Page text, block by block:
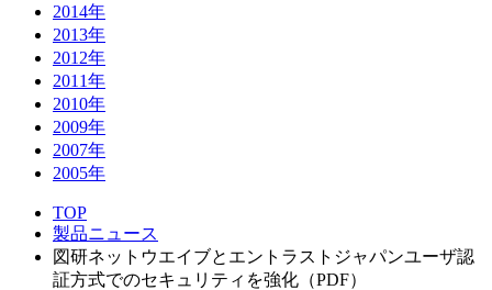
2014年
2013年
2012年
2011年
2010年
2009年
2007年
2005年
TOP
製品ニュース
図研ネットウエイブとエントラストジャパンユーザ認
証方式でのセキュリティを強化（PDF）